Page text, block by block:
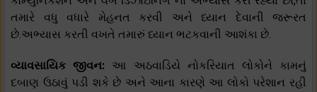
તમારે વધુ વધારે મેહનત કરવી અને ધ્યાન દેવાની જરૂરત
છે.અભ્યાસ કરતી વખતે તમારું ધ્યાન ભટકવાની આશંકા છે.
વ્યાવસાયિક જીવન: આ અઠવાડિયે નોકરિયાત લોકોને કામનું
દબાણ ઉઠાવું પડી શકે છે અને આના કારણે આ લોકો પરેશાન રહી